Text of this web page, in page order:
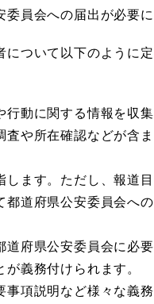
員会への届出が必要に
ついて以下のように定
動に関する情報を収
や所在確認などが含ま
ます。ただし、報道
道府県公安委員会への
府県公安委員会に必
義務付けられます。
項説明など様々な義